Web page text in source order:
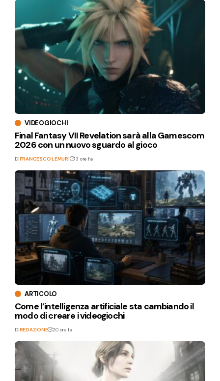
VIDEOGIOCHI
Final Fantasy VII Revelation sarà alla Gamescom
2026 con un nuovo sguardo al gioco
DiFRANCESCO LEMURI 13 ore fa
ARTICOLO
Come l’intelligenza artificiale sta cambiando il
modo di creare i videogiochi
DiREDAZIONE 20 ore fa